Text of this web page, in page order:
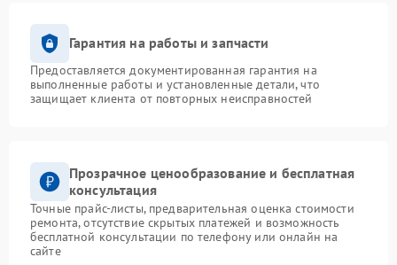
Гарантия на работы и запчасти
Предоставляется документированная гарантия на
выполненные работы и установленные детали, что
защищает клиента от повторных неисправностей
Прозрачное ценообразование и бесплатная
консультация
Точные прайс-листы, предварительная оценка стоимости
ремонта, отсутствие скрытых платежей и возможность
бесплатной консультации по телефону или онлайн на
сайте